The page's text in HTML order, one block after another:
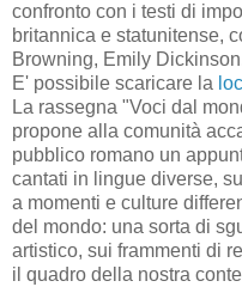
confronto con i testi di
britannica e statunitense,
Browning, Emily
E' possibile scaricare la
La rassegna "Voci dal
propone alla comunità
pubblico romano un
cantati in lingue diverse,
a momenti e culture
del mondo: una sorta di
artistico, sui frammenti di
il quadro della nostra